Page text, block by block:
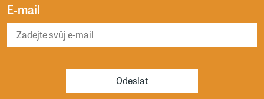
E-mail
Odeslat